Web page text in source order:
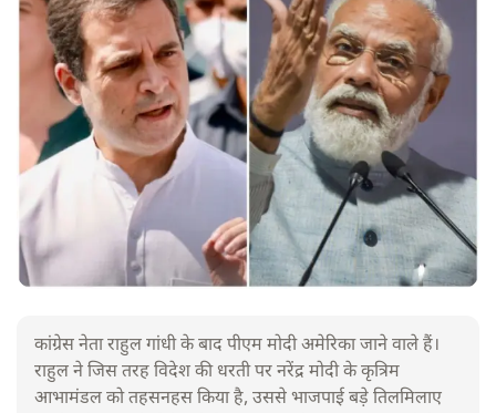
कांग्रेस नेता राहुल गांधी के बाद पीएम मोदी अमेरिका जाने वाले हैं।
राहुल ने जिस तरह विदेश की धरती पर नरेंद्र मोदी के कृत्रिम
आभामंडल को तहसनहस किया है, उससे भाजपाई बड़े तिलमिलाए